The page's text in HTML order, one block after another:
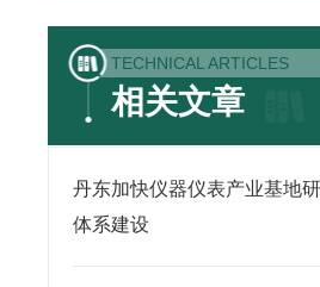
TECHNICAL ARTICLES
相关文章
丹东加快仪器仪表产业基地
体系建设